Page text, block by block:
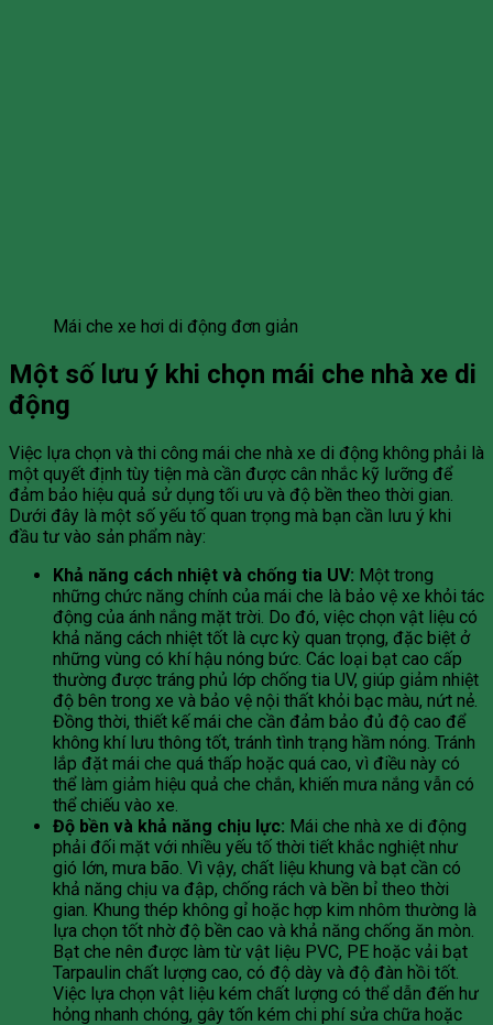
Mái che xe hơi di động đơn giản
Một số lưu ý khi chọn mái che nhà xe di
động
Việc lựa chọn và thi công mái che nhà xe di động không phải là
một quyết định tùy tiện mà cần được cân nhắc kỹ lưỡng để
đảm bảo hiệu quả sử dụng tối ưu và độ bền theo thời gian.
Dưới đây là một số yếu tố quan trọng mà bạn cần lưu ý khi
đầu tư vào sản phẩm này:
Khả năng cách nhiệt và chống tia UV: Một trong
những chức năng chính của mái che là bảo vệ xe khỏi tác
động của ánh nắng mặt trời. Do đó, việc chọn vật liệu có
khả năng cách nhiệt tốt là cực kỳ quan trọng, đặc biệt ở
những vùng có khí hậu nóng bức. Các loại bạt cao cấp
thường được tráng phủ lớp chống tia UV, giúp giảm nhiệt
độ bên trong xe và bảo vệ nội thất khỏi bạc màu, nứt nẻ.
Đồng thời, thiết kế mái che cần đảm bảo đủ độ cao để
không khí lưu thông tốt, tránh tình trạng hầm nóng. Tránh
lắp đặt mái che quá thấp hoặc quá cao, vì điều này có
thể làm giảm hiệu quả che chắn, khiến mưa nắng vẫn có
thể chiếu vào xe.
Độ bền và khả năng chịu lực: Mái che nhà xe di động
phải đối mặt với nhiều yếu tố thời tiết khắc nghiệt như
gió lớn, mưa bão. Vì vậy, chất liệu khung và bạt cần có
khả năng chịu va đập, chống rách và bền bỉ theo thời
gian. Khung thép không gỉ hoặc hợp kim nhôm thường là
lựa chọn tốt nhờ độ bền cao và khả năng chống ăn mòn.
Bạt che nên được làm từ vật liệu PVC, PE hoặc vải bạt
Tarpaulin chất lượng cao, có độ dày và độ đàn hồi tốt.
Việc lựa chọn vật liệu kém chất lượng có thể dẫn đến hư
hỏng nhanh chóng, gây tốn kém chi phí sửa chữa hoặc